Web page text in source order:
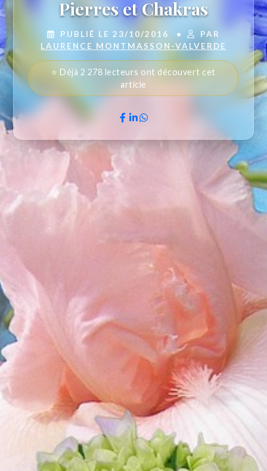
Pierres et Chakras
PUBLIÉ LE 23/10/2016 •
PAR
LAURENCE MONTMASSON-VALVERDE
⭐ Déjà 2 278 lecteurs ont découvert cet
article